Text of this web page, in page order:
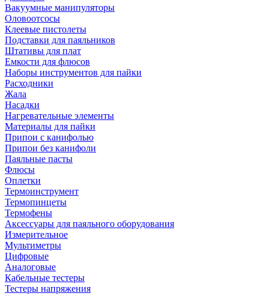
Вакуумные манипуляторы
Оловоотсосы
Клеевые пистолеты
Подставки для паяльников
Штативы для плат
Емкости для флюсов
Наборы инструментов для пайки
Расходники
Жала
Насадки
Нагревательные элементы
Материалы для пайки
Припои с канифолью
Припои без канифоли
Паяльные пасты
Флюсы
Оплетки
Термоинструмент
Термопинцеты
Термофены
Аксессуары для паяльного оборудования
Измерительное
Мультиметры
Цифровые
Аналоговые
Кабельные тестеры
Тестеры напряжения